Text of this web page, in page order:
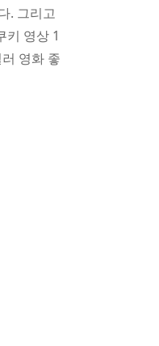
. 그리고
키 영상 1
영화 좋